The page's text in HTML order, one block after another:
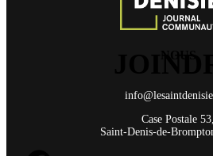
Case Postale 53,
Saint-Denis-de-